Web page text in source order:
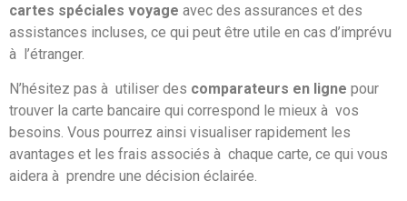
cartes spéciales voyage avec des assurances et des
assistances incluses, ce qui peut être utile en cas d’imprévu
à l’étranger.
N’hésitez pas à utiliser des comparateurs en ligne pour
trouver la carte bancaire qui correspond le mieux à vos
besoins. Vous pourrez ainsi visualiser rapidement les
avantages et les frais associés à chaque carte, ce qui vous
aidera à prendre une décision éclairée.